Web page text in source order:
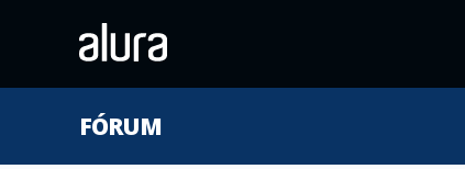
FÓRUM